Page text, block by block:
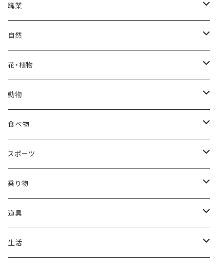
冬
中秋節
クリスマス
福袋
ブラックフライデー
ハロウィン
正月
端午の節句
結婚式
父の日
パリ
ロシアン
アフリカン
日本
ヨーロッパ
トライバル
中国
北欧
赤ちゃん
女性
男性
子供
サンタクロース
七福神
金太郎
天使
シニア
職業
医者
自然
海
雲
星
雫
貝殻
山
木
花・植物
カーネーション
梅
桜
プルメリア
野バラ
牡丹
動物
ネコ
ウマ
サイ
チンパンジー
トリ
食べ物
スイーツ
かき氷
アイス
フルーツ
スイカ
イチゴ
和食
お雑煮
野菜
スポーツ
相撲
乗り物
車
道具
ファッション
生活